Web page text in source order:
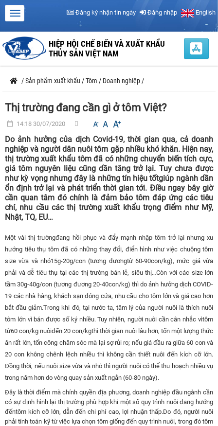
Đăng ký nhận tin ngày Đăng nhập English
HIỆP HỘI CHẾ BIẾN VÀ XUẤT KHẨU
THỦY SẢN VIỆT NAM
/Sản phẩm xuất khẩu /Tôm / Doanh nghiệp /
Thị trường đang cần gì ở tôm Việt?
14:18 30/07/2020
Do ảnh hưởng của dịch Covid-19, thời gian qua, cả doanh
nghiệp và người dân nuôi tôm gặp nhiều khó khăn. Hiện nay,
thị trường xuất khẩu tôm đã có những chuyển biến tích cực,
giá tôm nguyên liệu cũng dần tăng trở lại. Tuy chưa được
như kỳ vọng nhưng đây là những tín hiệu tốtgiúp ngành dần
ổn định trở lại và phát triển thời gian tới. Điều ngay bây giờ
cần quan tâm đó chính là đảm bảo tôm đáp ứng các tiêu
chí, nhu cầu các thị trường xuất khẩu trọng điểm như Mỹ,
Nhật, TQ, EU…
Một vài thị trườngđang hồi phục và đẩy mạnh nhập tôm trở lại nhưng xu
hướng tiêu thụ tôm đã có những thay đổi, điển hình như việc chuộng tôm
size vừa và nhỏ15g-20g/con (tương đươngtừ 60-90con/kg), mức giá vừa
phải và dễ tiêu thụ tại các thị trường bán lẻ, siêu thị…Còn với các size lớn
tầm 30g-40g/con (tương đương 20-40con/kg) thì do ảnh hưởng dịch COVID-
19 các nhà hàng, khách sạn đóng cửa, nhu cầu cho tôm lớn và giá cao hơn
bắt đầu giảm.Trong khi đó, tại nước ta, tâm lý của người nuôi là thích nuôi
tôm lớn vì bán được số ký nhiều. Tuy nhiên, người nuôi cần cân nhắc vìtôm
từ60 con/kg nuôiđến 20 con/kgthì thời gian nuôi lâu hơn, tốn một lượng thức
ăn rất lớn, tốn công chăm sóc mà lại sợ rủi ro; nếu giá đầu ra giữa 60 con và
20 con không chênh lệch nhiều thì không cần thiết nuôi đến kích cỡ lớn.
Đồng thời, nếu nuôi size vừa và nhỏ thì người nuôi có thể thu hoạch nhiều vụ
trong năm hơn do vòng quay sản xuất ngắn (60-80 ngày).
Đây là thời điểm mà chính quyền địa phương, doanh nghiệp đầu ngành cần
có sự định hình lại thị trường phù hợp khi một số quy trình nuôi đang hướng
đếntôm kích cỡ lớn, dẫn đến chi phí cao, lợi nhuận thấp.Do đó, người nuôi
phải tính toán kỹ từ việc lựa chọn tôm giống đến quy trình nuôi, trong đó tôm